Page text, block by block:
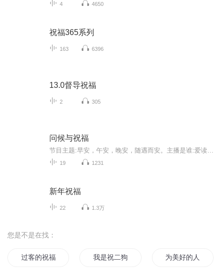
4 4650
祝福365系列
163 6396
13.0督导祝福
2 305
问候与祝福
19 1231
新年祝福
22 1.3万
您是不是在找：
过客的祝福 我是祝二狗 为美好的人生献